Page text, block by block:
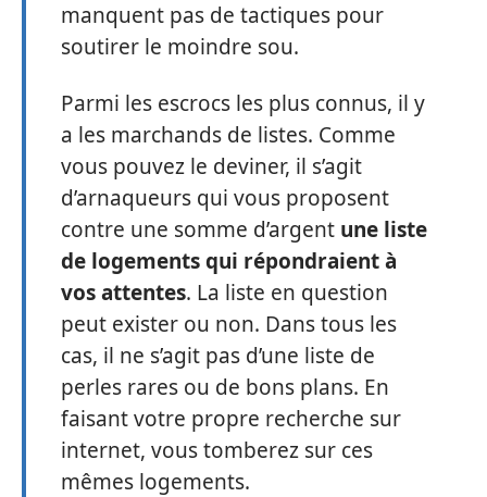
manquent pas de tactiques pour
soutirer le moindre sou.
Parmi les escrocs les plus connus, il y
a les marchands de listes. Comme
vous pouvez le deviner, il s’agit
d’arnaqueurs qui vous proposent
contre une somme d’argent une liste
de logements qui répondraient à
vos attentes. La liste en question
peut exister ou non. Dans tous les
cas, il ne s’agit pas d’une liste de
perles rares ou de bons plans. En
faisant votre propre recherche sur
internet, vous tomberez sur ces
mêmes logements.